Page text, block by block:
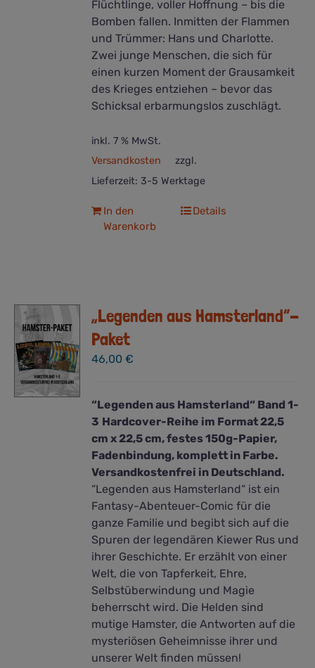
Flüchtlinge, voller Hoffnung – bis die
Bomben fallen. Inmitten der Flammen
und Trümmer: Hans und Charlotte.
Zwei junge Menschen, die sich für
einen kurzen Moment der Grausamkeit
des Krieges entziehen – bevor das
Schicksal erbarmungslos zuschlägt.
inkl. 7 % MwSt.
zzgl.
Versandkosten
Lieferzeit: 3-5 Werktage
In den
Warenkorb
Details
„Legenden aus Hamsterland“-
Paket
46,00€
“Legenden aus Hamsterland“ Band 1-
3 Hardcover-Reihe im Format 22,5
cm x 22,5 cm, festes 150g-Papier,
Fadenbindung, komplett in Farbe.
Versandkostenfrei in Deutschland.
“Legenden aus Hamsterland“ ist ein
Fantasy-Abenteuer-Comic für die
ganze Familie und begibt sich auf die
Spuren der legendären Kiewer Rus und
ihrer Geschichte. Er erzählt von einer
Welt, die von Tapferkeit, Ehre,
Selbstüberwindung und Magie
beherrscht wird. Die Helden sind
mutige Hamster, die Antworten auf die
mysteriösen Geheimnisse ihrer und
unserer Welt finden müssen!